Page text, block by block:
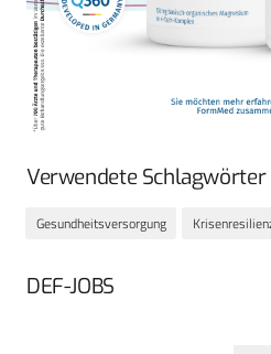
Verwendete Schlagwörter
Gesundheitsversorgung
DEF-JOBS